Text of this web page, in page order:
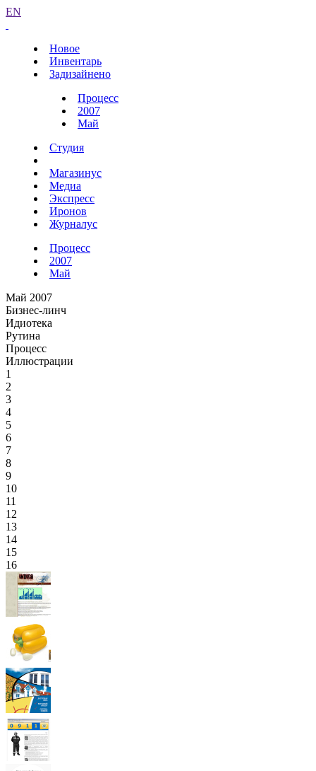
EN
Новое
Инвентарь
Задизайнено
Процесс
2007
Май
Студия
Магазинус
Медиа
Экспресс
Иронов
Журналус
Процесс
2007
Май
Май 2007
Бизнес-линч
Идиотека
Рутина
Процесс
Иллюстрации
1
2
3
4
5
6
7
8
9
10
11
12
13
14
15
16